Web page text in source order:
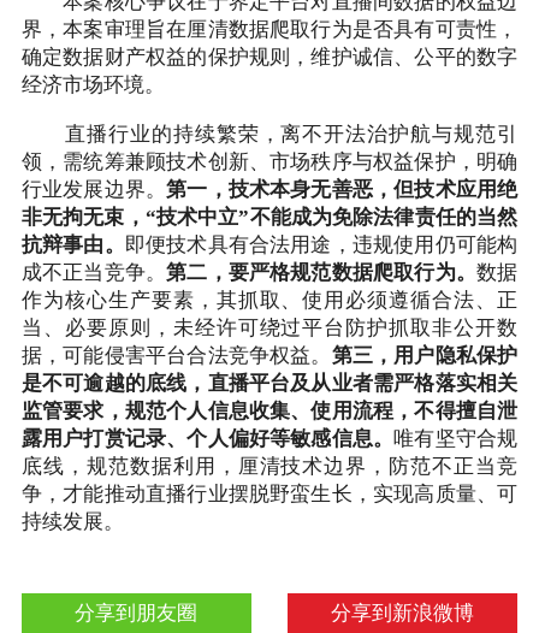
界，本案审理旨在厘清数据爬取行为是否具有可责性，
确定数据财产权益的保护规则，维护诚信、公平的数字
经济市场环境。
直播行业的持续繁荣，离不开法治护航与规范引
领，需统筹兼顾技术创新、市场秩序与权益保护，明确
行业发展边界。第一，技术本身无善恶，但技术应用绝
非无拘无束，“技术中立”不能成为免除法律责任的当然
抗辩事由。 即便技术具有合法用途，违规使用仍可能构
成不正当竞争。第二，要严格规范数据爬取行为。 数据
作为核心生产要素，其抓取、使用必须遵循合法、正
当、必要原则，未经许可绕过平台防护抓取非公开数
据，可能侵害平台合法竞争权益。 第三，用户隐私保护
是不可逾越的底线，直播平台及从业者需严格落实相关
监管要求，规范个人信息收集、使用流程，不得擅自泄
露用户打赏记录、个人偏好等敏感信息。唯有坚守合规
底线，规范数据利用，厘清技术边界，防范不正当竞
争，才能推动直播行业摆脱野蛮生长，实现高质量、可
持续发展。
分享到新浪微博
分享到朋友圈